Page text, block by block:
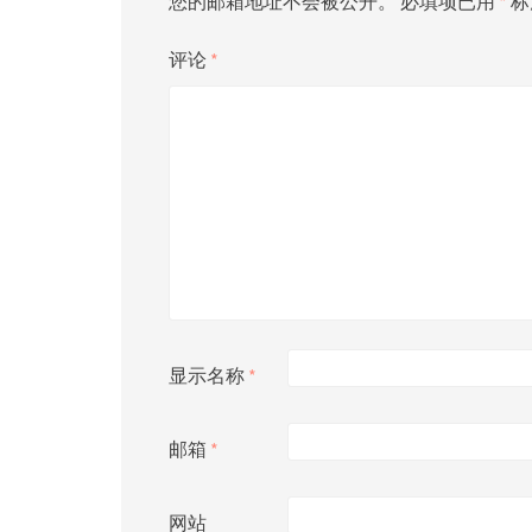
评论 *
显示名称 *
邮箱 *
网站